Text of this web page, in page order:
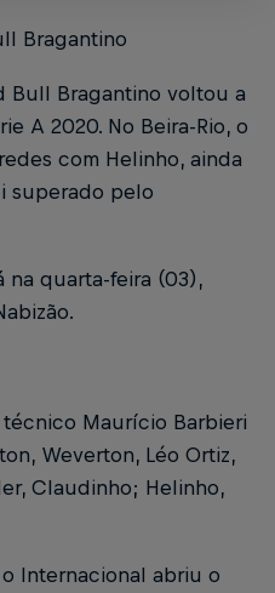
Bragantino
Bull Bragantino voltou a
A 2020. No Beira-Rio, o
com Helinho, ainda
superado pelo
na quarta-feira (03),
Maurício Barbieri
Weverton, Léo Ortiz,
Claudinho; Helinho,
Internacional abriu o